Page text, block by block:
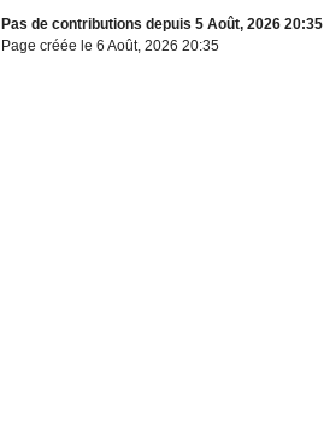
Pas de contributions depuis 5 Août, 2026 20:35
Page créée le 6 Août, 2026 20:35